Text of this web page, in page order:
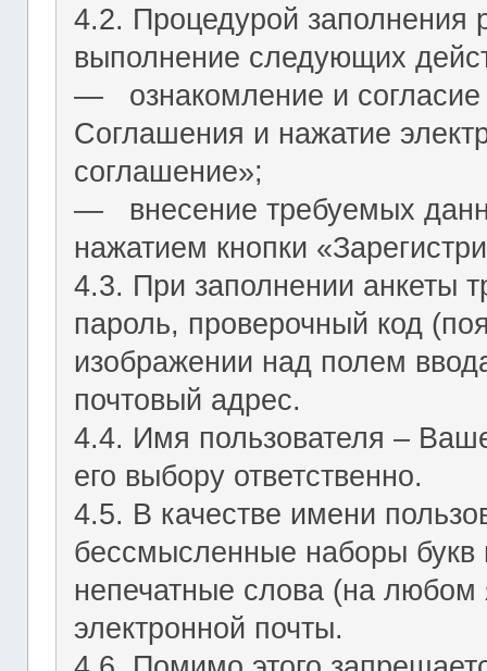
4.2. Процедурой заполнения
выполнение следующих
― ознакомление и согласие
Соглашения и нажатие
соглашение»;
― внесение требуемых
нажатием кнопки
4.3. При заполнении анкеты
пароль, проверочный код
изображении над полем
почтовый адрес.
4.4. Имя пользователя –
его выбору ответственно.
4.5. В качестве имени
бессмысленные наборы
непечатные слова (на любом
электронной почты.